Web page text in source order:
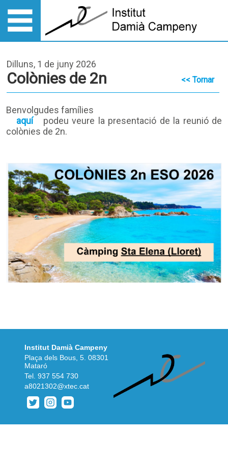
Dilluns, 1 de juny 2026
Colònies de 2n << Tornar
Benvolgudes famílies
aquípodeu veure la presentació de la reunió de
colònies de 2n.
Institut Damià Campeny
Plaça dels Bous, 5. 08301
Mataró
Tel. 937 554 730
a8021302@xtec.cat